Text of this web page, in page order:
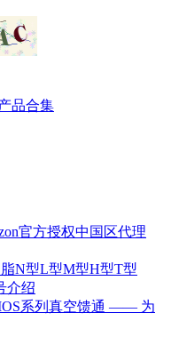
品合集
官方授权中国区代理
N型L型M型H型T型
介绍
系列真空馈通 —— 为